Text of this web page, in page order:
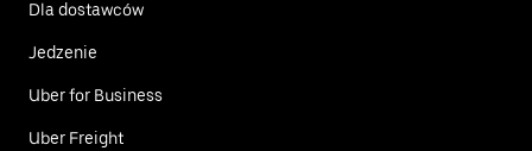
Dla dostawców
Jedzenie
Uber for Business
Uber Freight